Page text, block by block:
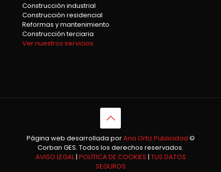
Construcción industrial
Construcción residencial
Reformas y mantenimiento
Construcción terciaria
Ver nuestros servicios
Página web desarrollada porAna Ortiz Publicidad ©
Corban GES. Todos los derechos reservados.
AVISO LEGAL| POLÍTICA DE COOKIES | TUS DATOS
SEGUROS